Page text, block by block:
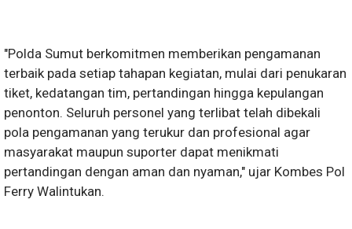
"Polda Sumut berkomitmen memberikan pengamanan
terbaik pada setiap tahapan kegiatan, mulai dari penukaran
tiket, kedatangan tim, pertandingan hingga kepulangan
penonton. Seluruh personel yang terlibat telah dibekali
pola pengamanan yang terukur dan profesional agar
masyarakat maupun suporter dapat menikmati
pertandingan dengan aman dan nyaman," ujar Kombes Pol
Ferry Walintukan.